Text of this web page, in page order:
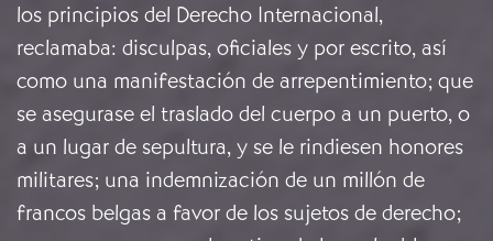
los principios del Derecho Internacional,
reclamaba: disculpas, oficiales y por escrito, así
como una manifestación de arrepentimiento; que
se asegurase el traslado del cuerpo a un puerto, o
a un lugar de sepultura, y se le rindiesen honores
militares; una indemnización de un millón de
francos belgas a favor de los sujetos de derecho;